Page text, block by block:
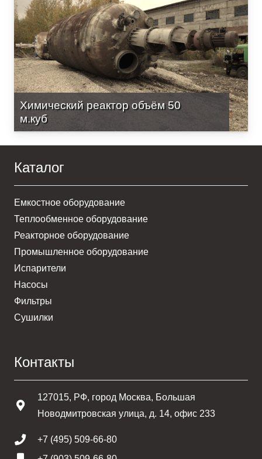
Химический реактор объём 50
м.куб
Каталог
Емкостное оборудование
Теплообменное оборудование
Реакторное оборудование
Промышленное оборудование
Испарители
Насосы
Фильтры
Сушилки
Контакты
127015, РФ, город Москва, Большая
Новодмитровская улица, д. 14, офис 233
+7 (495) 509-66-80